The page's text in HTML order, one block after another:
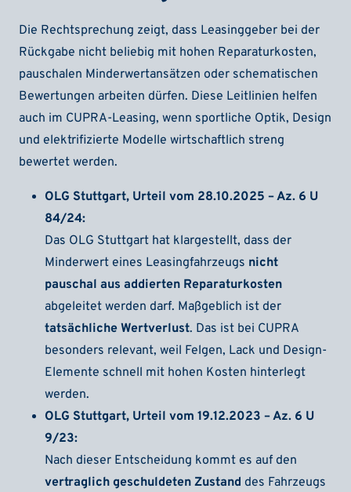
Die Rechtsprechung zeigt, dass Leasinggeber bei der
Rückgabe nicht beliebig mit hohen Reparaturkosten,
pauschalen Minderwertansätzen oder schematischen
Bewertungen arbeiten dürfen. Diese Leitlinien helfen
auch im CUPRA-Leasing, wenn sportliche Optik, Design
und elektrifizierte Modelle wirtschaftlich streng
bewertet werden.
OLG Stuttgart, Urteil vom 28.10.2025 – Az. 6 U
84/24:
Das OLG Stuttgart hat klargestellt, dass der
Minderwert eines Leasingfahrzeugs nicht
pauschal aus addierten Reparaturkosten
abgeleitet werden darf. Maßgeblich ist der
tatsächliche Wertverlust. Das ist bei CUPRA
besonders relevant, weil Felgen, Lack und Design-
Elemente schnell mit hohen Kosten hinterlegt
werden.
OLG Stuttgart, Urteil vom 19.12.2023 – Az. 6 U
9/23:
Nach dieser Entscheidung kommt es auf den
vertraglich geschuldeten Zustand des Fahrzeugs